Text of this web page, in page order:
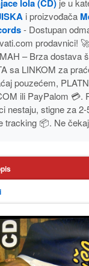
ZAVERE
lola (CD)
i proizvođača
- Dostupan
prodavnici!
– Brza dostava
sa LINKOM za
pouzećem,
ili PayPalom 💳.
nestaju, stigne za 2-
tracking 📦. Ne